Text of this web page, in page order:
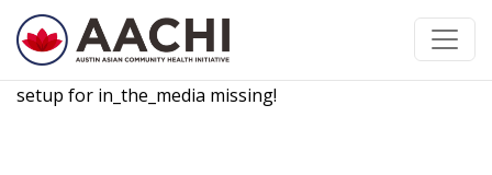
सामग्रीमा जानुहोस्
setup for in_the_media missing!